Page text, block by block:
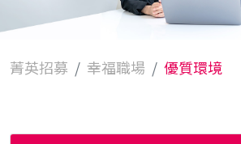
菁英招募 幸福職場 優質環境